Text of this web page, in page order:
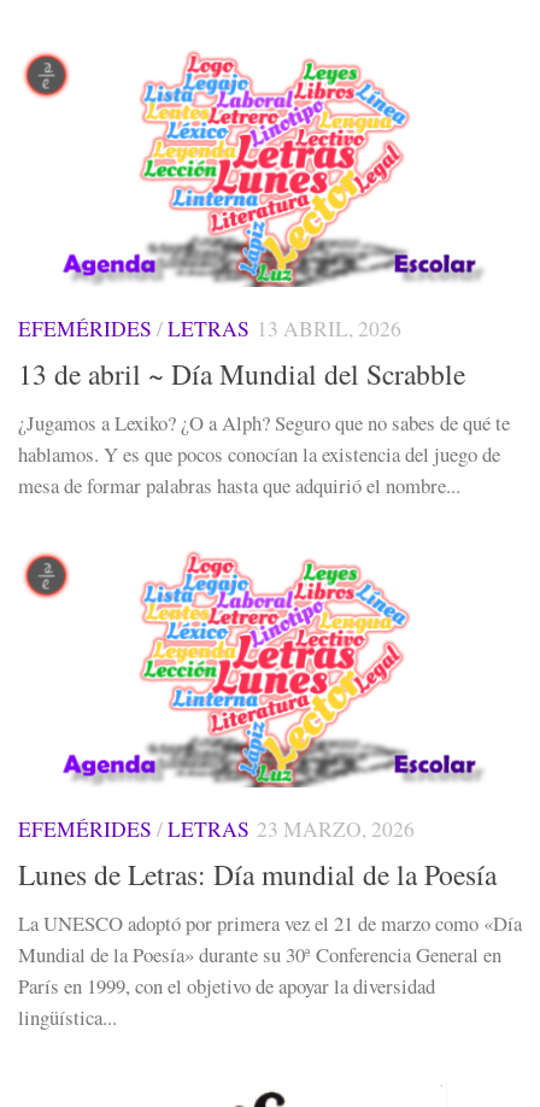
EFEMÉRIDES /LETRAS 13 ABRIL, 2026
13 de abril ~ Día Mundial del Scrabble
¿Jugamos a Lexiko? ¿O a Alph? Seguro que no sabes de qué te
hablamos. Y es que pocos conocían la existencia del juego de
mesa de formar palabras hasta que adquirió el nombre...
EFEMÉRIDES /LETRAS 23 MARZO, 2026
Lunes de Letras: Día mundial de la Poesía
La UNESCO adoptó por primera vez el 21 de marzo como «Día
Mundial de la Poesía» durante su 30ª Conferencia General en
París en 1999, con el objetivo de apoyar la diversidad
lingüística...